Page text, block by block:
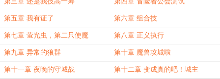
第五章 我有证了 第六章 组合技
第七章 萤光虫，第二只使魔 第八章 正义执行
第九章 异常的狼群 第十章 魔兽攻城啦
第十一章 夜晚的守城战 第十二章 变成真的吧！城主